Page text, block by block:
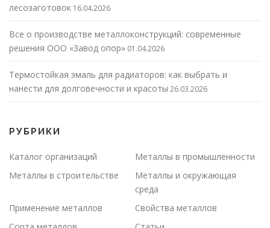
лесозаготовок 16.04.2026
Все о производстве металлоконструкций: современные
решения ООО «Завод опор» 01.04.2026
Термостойкая эмаль для радиаторов: как выбрать и
нанести для долговечности и красоты 26.03.2026
РУБРИКИ
Каталог организаций
Металлы в промышленности
Металлы в строительстве
Металлы и окружающая
среда
Применение металлов
Свойства металлов